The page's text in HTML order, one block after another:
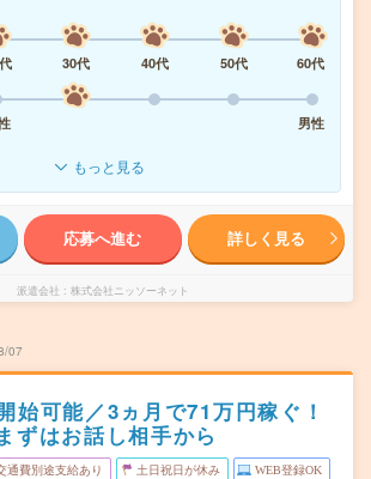
30代 40代 50代
60代
男性
もっと見る
応募へ進む 詳しく見る
派遣会社 株式会社ニッソーネット
07
始可能／3ヵ月で71万円稼ぐ！
ずはお話し相手から
通費別途支給あり 土日祝日が休み WEB登録OK